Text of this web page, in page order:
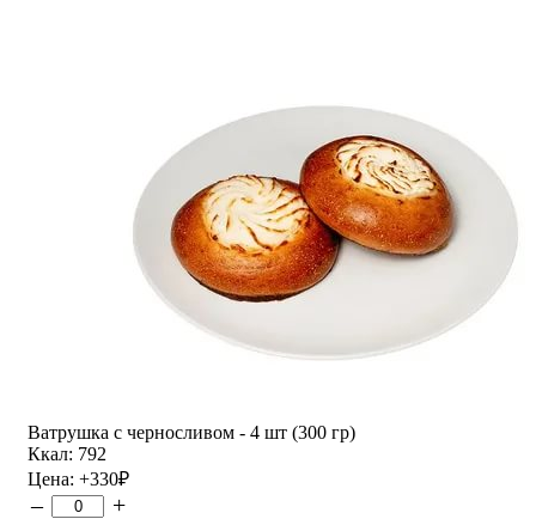
Ватрушка с черносливом - 4 шт (300 гр)
Ккал: 792
Цена: +330₽
– +